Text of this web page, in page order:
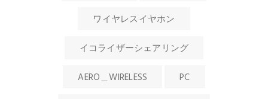
ワイヤレスイヤホン
イコライザーシェアリング
AERO＿WIRELESS PC